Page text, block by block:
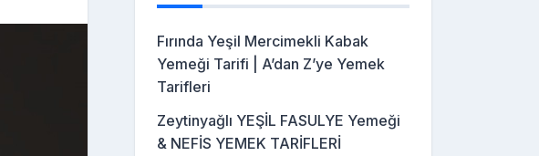
Fırında Yeşil Mercimekli Kabak
Yemeği Tarifi | A’dan Z’ye Yemek
Tarifleri
Zeytinyağlı YEŞİL FASULYE Yemeği
& NEFİS YEMEK TARİFLERİ